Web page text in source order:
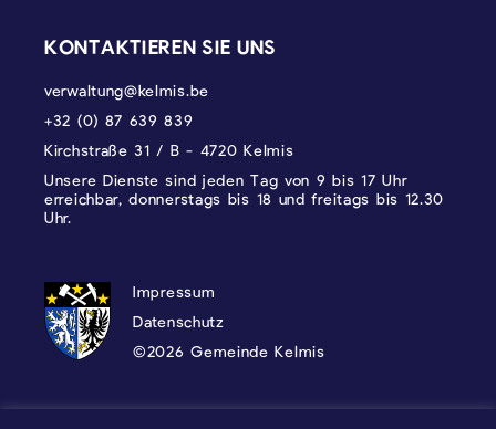
KONTAKTIEREN SIE UNS
verwaltung@kelmis.be
+32 (0) 87 639 839
Kirchstraße 31 / B - 4720 Kelmis
Unsere Dienste sind jeden Tag von 9 bis 17 Uhr
erreichbar, donnerstags bis 18 und freitags bis 12.30
Uhr.
DATENSCHUTZ, IMPRESSUM UND
Impressum
Datenschutz
©2026 Gemeinde Kelmis